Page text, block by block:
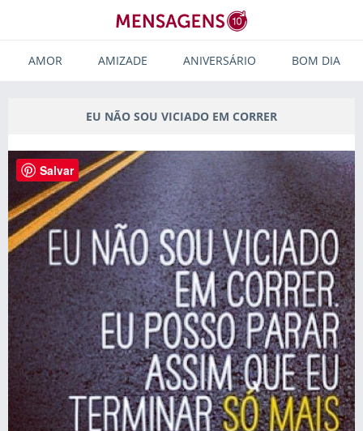
AMOR AMIZADE ANIVERSÁRIO BOM DIA
EU NÃO SOU VICIADO EM CORRER
Salvar